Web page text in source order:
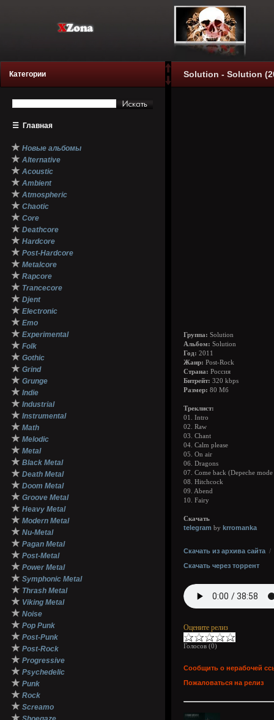
Категории
☰ Главная
★ Новые альбомы
★ Alternative
★ Acoustic
★ Ambient
★ Atmospheric
★ Chaotic
★ Core
★ Deathcore
★ Hardcore
★ Post-Hardcore
★ Metalcore
★ Rapcore
★ Trancecore
★ Djent
★ Electronic
★ Emo
★ Experimental
★ Folk
★ Gothic
★ Grind
★ Grunge
★ Indie
★ Industrial
★ Instrumental
★ Math
★ Melodic
★ Metal
★ Black Metal
★ Death Metal
★ Doom Metal
★ Groove Metal
★ Heavy Metal
★ Modern Metal
★ Nu-Metal
★ Pagan Metal
★ Post-Metal
★ Power Metal
★ Symphonic Metal
★ Thrash Metal
★ Viking Metal
★ Noise
★ Pop Punk
★ Post-Punk
★ Post-Rock
★ Progressive
★ Psychedelic
★ Punk
★ Rock
★ Screamo
★
Solution - Solution
Группа: Solution
Альбом: Solution
Год: 2011
Жанр: Post-Rock
Страна: Россия
Битрейт: 320 kbps
Размер: 80 Мб
Треклист:
01. Intro
02. Raw
03. Chant
04. Calm please
05. On air
06. Dragons
07. Come back (Depeche
08. Hitchcock
09. Abend
10. Fairy
Скачать
telegram by krromanka
Скачать из архива сайта /
Скачать через торрент
Оцените релиз
Голосов (0)
Сообщить о нерабочей
Пожаловаться на релиз